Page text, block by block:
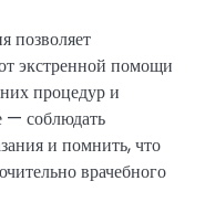
позволяет
экстренной помощи
процедур и
— соблюдать
и помнить, что
врачебного